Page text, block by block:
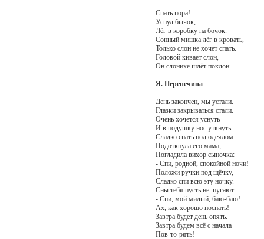
Спать пора!
Уснул бычок,
Лёг в коробку на бочок.
Сонный мишка лёг в кровать,
Только слон не хочет спать.
Головой кивает слон,
Он слонихе шлёт поклон.
Я. Перепечина
День закончен, мы устали.
Глазки закрываться стали.
Очень хочется уснуть
И в подушку нос уткнуть.
Сладко спать под одеялом…
Подоткнула его мама,
Погладила вихор сыночка:
- Спи, родной, спокойной ночи!
Положи ручки под щёчку,
Сладко спи всю эту ночку.
Сны тебя пусть не пугают.
- Спи, мой милый, баю-баю!
Ах, как хорошо поспать!
Завтра будет день опять.
Завтра будем всё с начала
Пов-то-рять!